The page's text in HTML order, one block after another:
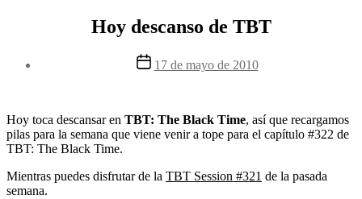
Hoy descanso de TBT
Fecha17 de mayo de 2010
Hoy toca descansar en TBT: The Black Time, así que recargamos
pilas para la semana que viene venir a tope para el capítulo #322 de
TBT: The Black Time.
Mientras puedes disfrutar de la TBT Session #321 de la pasada
semana.